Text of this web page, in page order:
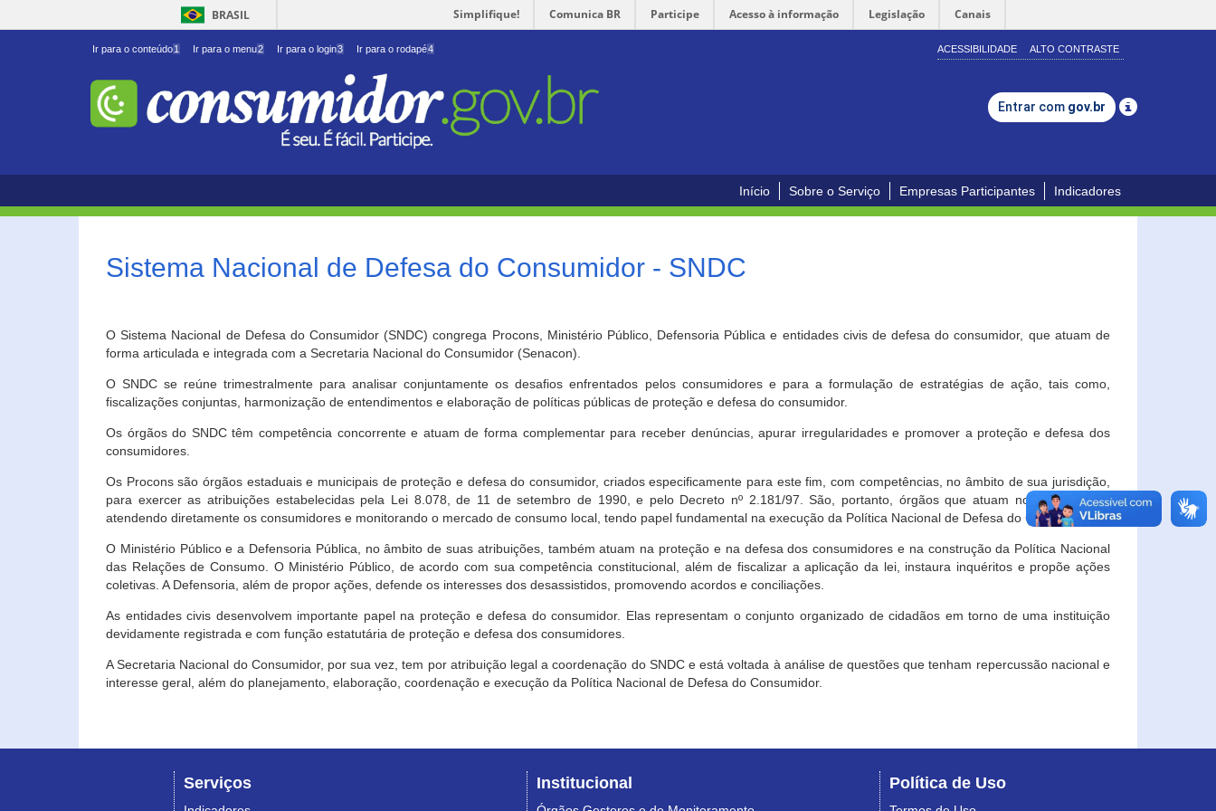
BRASIL Simplifique! Comunica BR Participe Acesso à informação Legislação Canais
Ir para o conteúdo1 Ir para o menu2 Ir para o login3 Ir para o rodapé4 ACESSIBILIDADE ALTO CONTRASTE
Entrar com gov.br
Início Sobre o Serviço Empresas Participantes Indicadores
Sistema Nacional de Defesa do Consumidor - SNDC
O Sistema Nacional de Defesa do Consumidor (SNDC) congrega Procons, Ministério Público, Defensoria Pública e entidades civis de defesa do consumidor, que atuam de
forma articulada e integrada com a Secretaria Nacional do Consumidor (Senacon).
O SNDC se reúne trimestralmente para analisar conjuntamente os desafios enfrentados pelos consumidores e para a formulação de estratégias de ação, tais como,
fiscalizações conjuntas, harmonização de entendimentos e elaboração de políticas públicas de proteção e defesa do consumidor.
Os órgãos do SNDC têm competência concorrente e atuam de forma complementar para receber denúncias, apurar irregularidades e promover a proteção e defesa dos
consumidores.
Os Procons são órgãos estaduais e municipais de proteção e defesa do consumidor, criados especificamente para este fim, com competências, no âmbito de sua jurisdição,
para exercer as atribuições estabelecidas pela Lei 8.078, de 11 de setembro de 1990, e pelo Decreto nº 2.181/97. São, portanto, órgãos que atuam no âmbito local,
atendendo diretamente os consumidores e monitorando o mercado de consumo local, tendo papel fundamental na execução da Política Nacional de Defesa do Consumidor.
O Ministério Público e a Defensoria Pública, no âmbito de suas atribuições, também atuam na proteção e na defesa dos consumidores e na construção da Política Nacional
das Relações de Consumo. O Ministério Público, de acordo com sua competência constitucional, além de fiscalizar a aplicação da lei, instaura inquéritos e propõe ações
coletivas. A Defensoria, além de propor ações, defende os interesses dos desassistidos, promovendo acordos e conciliações.
As entidades civis desenvolvem importante papel na proteção e defesa do consumidor. Elas representam o conjunto organizado de cidadãos em torno de uma instituição
devidamente registrada e com função estatutária de proteção e defesa dos consumidores.
A Secretaria Nacional do Consumidor, por sua vez, tem por atribuição legal a coordenação do SNDC e está voltada à análise de questões que tenham repercussão nacional e
interesse geral, além do planejamento, elaboração, coordenação e execução da Política Nacional de Defesa do Consumidor.
Serviços Institucional Política de Uso